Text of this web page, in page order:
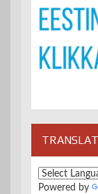
Powered by